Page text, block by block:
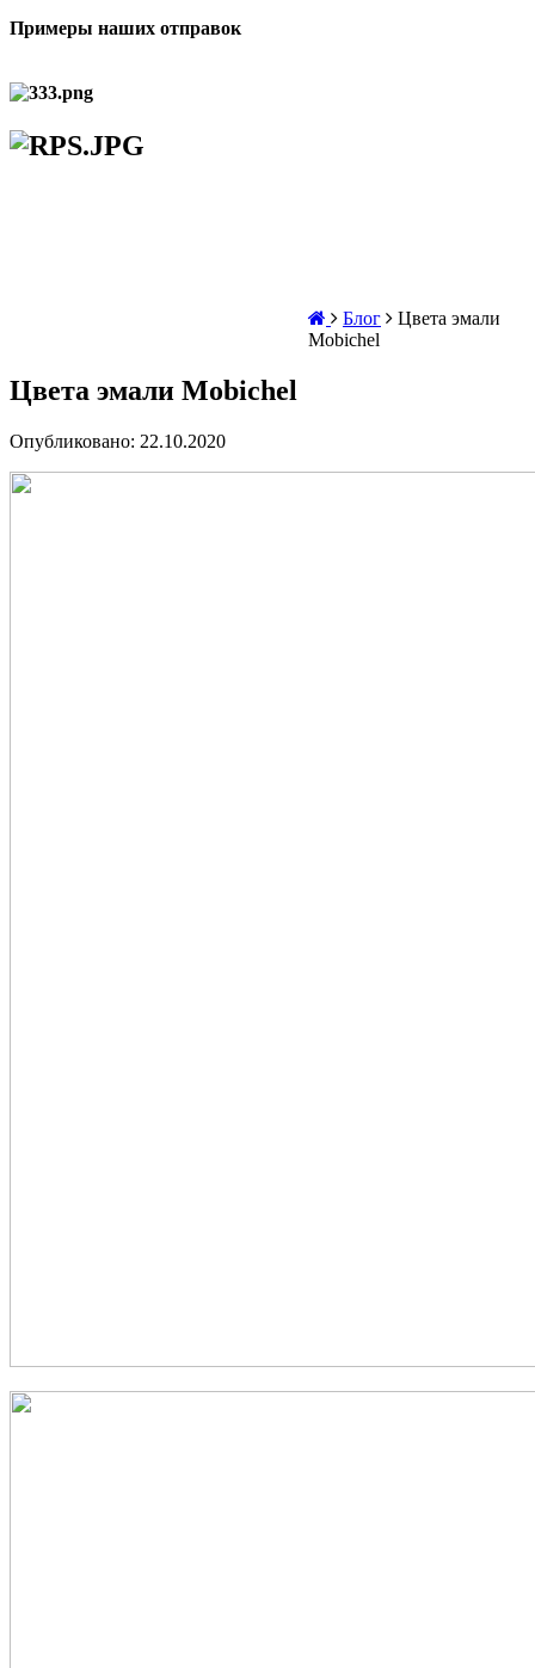
Примеры наших отправок
Блог
Цвета эмали
Mobichel
Цвета эмали Mobichel
Опубликовано: 22.10.2020